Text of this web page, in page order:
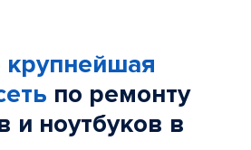
крупнейшая
по ремонту
и ноутбуков в